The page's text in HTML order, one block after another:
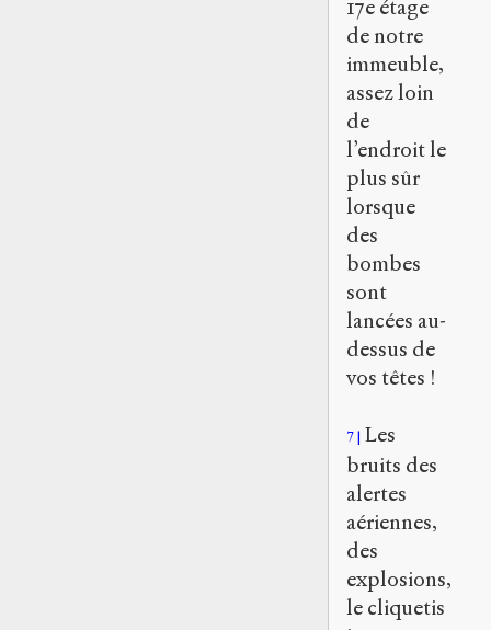
17e étage
de notre
immeuble,
assez loin
de
l’endroit le
plus sûr
lorsque
des
bombes
sont
lancées au-
dessus de
vos têtes !
7 Les
bruits des
alertes
aériennes,
des
explosions,
le cliquetis